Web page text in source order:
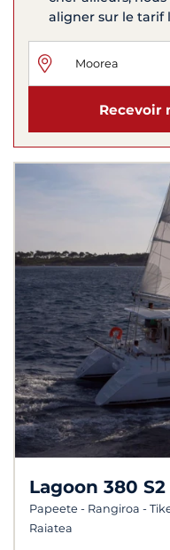
aligner sur le tarif
Recevoir
Lagoon 380 S2
Papeete - Rangiroa -
Raiatea